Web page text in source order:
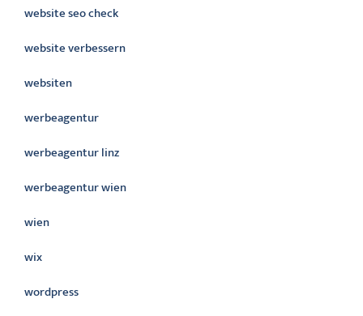
website seo check
website verbessern
websiten
werbeagentur
werbeagentur linz
werbeagentur wien
wien
wix
wordpress